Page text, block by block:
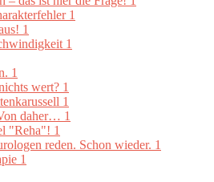
1
1
1
1
wert? 1
1
daher… 1
"Reha"! 1
reden. Schon wieder. 1
1